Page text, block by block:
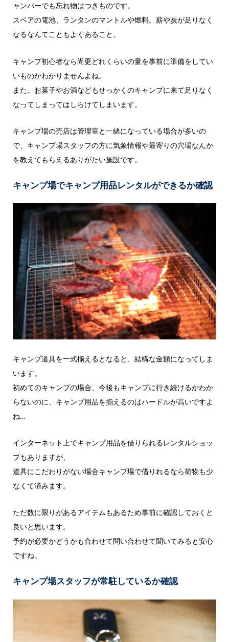
ャンパーでも忘れ物はつきものです。
スペアの電池、ランタンのマントルや燃料。薪や炭が足りなく
なるなんてこともよくあること。
キャンプ初心者なら尚更どれくらいの量を事前に準備をしてい
いものかわかりませんよね。
また、お菓子やお酒などもせっかくのキャンプに来て足りなく
なってしまってはしらけてしまいます。
キャンプ場の売店は管理室と一緒になっている場合が多いの
で、キャンプ場スタッフの方に気象情報や最寄りの穴場なんか
を教えてもらえるありがたい施設です。
キャンプ場でキャンプ用品レンタルができるか確認
キャンプ道具を一式揃えるとなると、結構な金額になってしま
います。
初めてのキャンプの場合、今後もキャンプに行き続けるかわか
らないのに、キャンプ用品を揃えるのはハードルが高いですよ
ね…
インターネット上でキャンプ用品を借りられるレンタルショッ
プもありますが、
道具にこだわりがない場合キャンプ場で借りれるなら荷物も少
なくて済みます。
ただ数に限りがあるアイテムもあるため事前に確認しておくと
良いと思います。
予約が必要かどうかも合わせて問い合わせて聞いてみると安心
ですね。
キャンプ場スタッフが常駐しているか確認